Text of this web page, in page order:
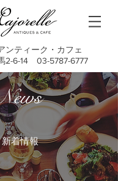
ンティーク・カフェ
2-6-14 03-5787-6777
新着情報